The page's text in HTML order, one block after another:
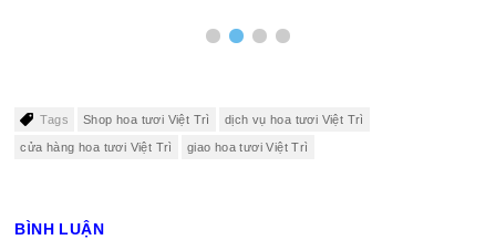
Tags Shop hoa tươi Việt Trì dịch vụ hoa tươi Việt Trì
cửa hàng hoa tươi Việt Trì giao hoa tươi Việt Trì
BÌNH LUẬN